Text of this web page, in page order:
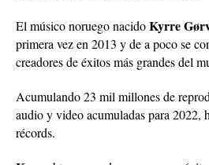
El músico noruego nacidoKyrre
primera vez en 2013 y de a poco se
creadores de éxitos más grandes del
Acumulando 23 mil millones de
audio y video acumuladas para 2022,
récords.